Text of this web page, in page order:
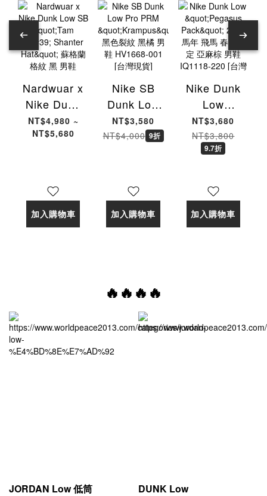
Nardwuar x
Nike Dunk
Low SB
"Tam O'
格紋 黑 男
鞋 II1493-
600 [台灣現
NT$4,980 ~
NT$5,680
加入購物車
Nike SB
Dunk Low
Pro PRM
"Krampus"
HV1668-
001 [台灣現
貨]
NT$3,580
NT$4,000 9折
加入購物車
Nike Dunk
Low
"Pegasus
Pack" 2026
馬年 飛馬
麻棕 男鞋
IQ1118-
220 [台灣現
NT$3,680
NT$3,800
9.7折
加入購物車
🔥🔥🔥🔥
JORDAN Low 低筒 DUNK Low